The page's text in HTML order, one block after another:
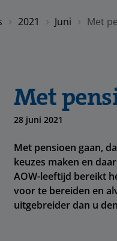
2021 Juni Met
Met
28 juni 2021
Met pensioen gaan,
keuzes maken en
AOW-leeftijd bereikt
voor te bereiden en
uitgebreider dan u